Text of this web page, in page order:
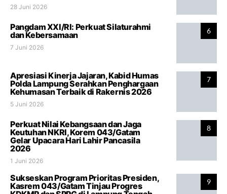
28 Juni 2026
6
Pangdam XXI/RI: Perkuat Silaturahmi
dan Kebersamaan
7 Juni 2026
7
Apresiasi Kinerja Jajaran, Kabid Humas
Polda Lampung Serahkan Penghargaan
Kehumasan Terbaik di Rakernis 2026
5 Juni 2026
8
Perkuat Nilai Kebangsaan dan Jaga
Keutuhan NKRI, Korem 043/Gatam
Gelar Upacara Hari Lahir Pancasila
2026
1 Juni 2026
9
Sukseskan Program Prioritas Presiden,
Kasrem 043/Gatam Tinjau Progres